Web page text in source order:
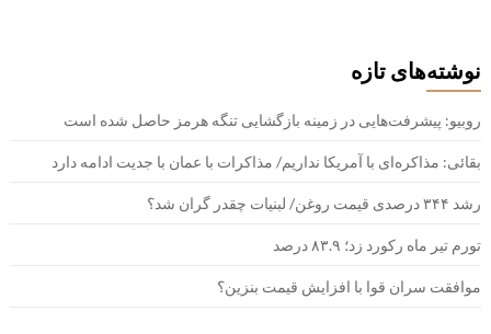
نوشته‌های تازه
روبیو: پیشرفت‌هایی در زمینه بازگشایی تنگه هرمز حاصل شده است
بقائی: مذاکره‌ای با آمریکا نداریم/ مذاکرات با عمان با جدیت ادامه دارد
رشد ۳۴۴ درصدی قیمت روغن/ لبنیات چقدر گران شد؟
تورم تیر ماه رکورد زد؛ ۸۳.۹ درصد
موافقت سران قوا با افزایش قیمت بنزین؟